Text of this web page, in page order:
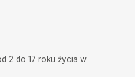
2 do 17 roku życia w